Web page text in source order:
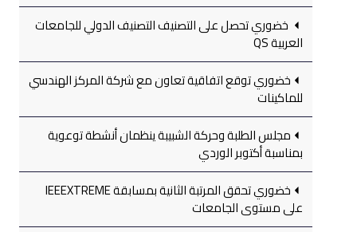
خضوري تحصل على التصنيف التصنيف الدولي للجامعات
العربية QS
خضوري توقع اتفاقية تعاون مع شركة المركز الهندسي
للماكينات
مجلس الطلبة وحركة الشبيبة ينظمان أنشطة توعوية
بمناسبة أكتوبر الوردي
خضوري تحقق المرتبة الثانية بمسابقة IEEEXTREME
على مستوى الجامعات